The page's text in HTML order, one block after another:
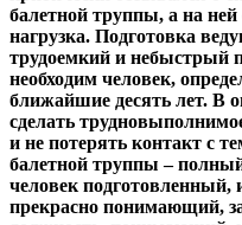
балетной труппы, а на
нагрузка. Подготовка
трудоемкий и небыстрый
необходим человек,
ближайшие десять лет. В
сделать
и не потерять контакт с
балетной труппы –
человек
прекрасно понимающий,